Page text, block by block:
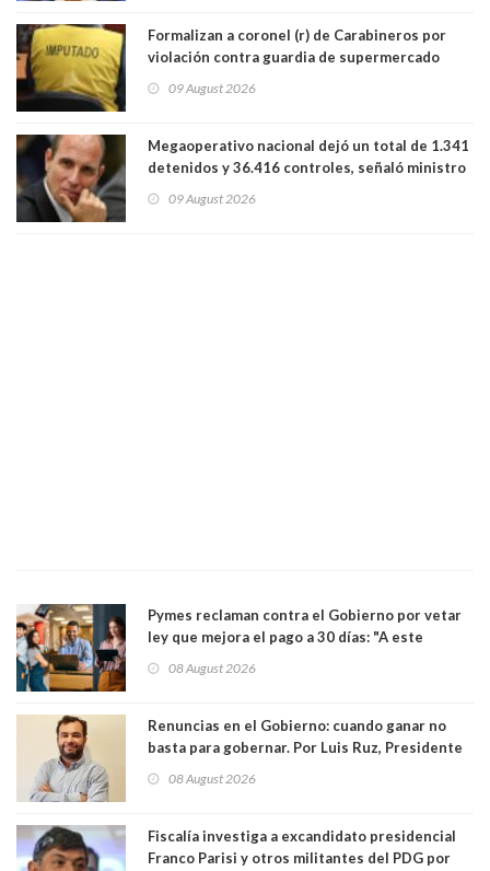
Formalizan a coronel (r) de Carabineros por
violación contra guardia de supermercado
09 August 2026
Megaoperativo nacional dejó un total de 1.341
detenidos y 36.416 controles, señaló ministro
09 August 2026
Pymes reclaman contra el Gobierno por vetar
ley que mejora el pago a 30 días: "A este
medianas empresas"
08 August 2026
Renuncias en el Gobierno: cuando ganar no
basta para gobernar. Por Luis Ruz, Presidente
08 August 2026
Fiscalía investiga a excandidato presidencial
Franco Parisi y otros militantes del PDG por